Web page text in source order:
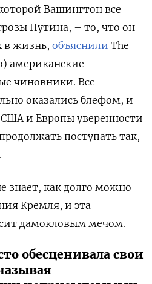
Вашингтон все
Путина, – то, что он
в жизнь, объяснили The
американские
чиновники. Все
оказались блефом, и
и Европы уверенности
поступать так,
знает, как долго можно
Кремля, и эта
дамокловым мечом.
обесценивала свои